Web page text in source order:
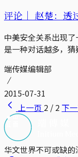
评论｜ 赵楚：透
中美安全关系出现
是一种对话越多，猜
端传媒编辑部
2015-07-31
上一页 2 / 2下
华文世界不可或缺